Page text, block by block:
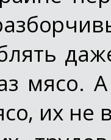
мясо.
их не